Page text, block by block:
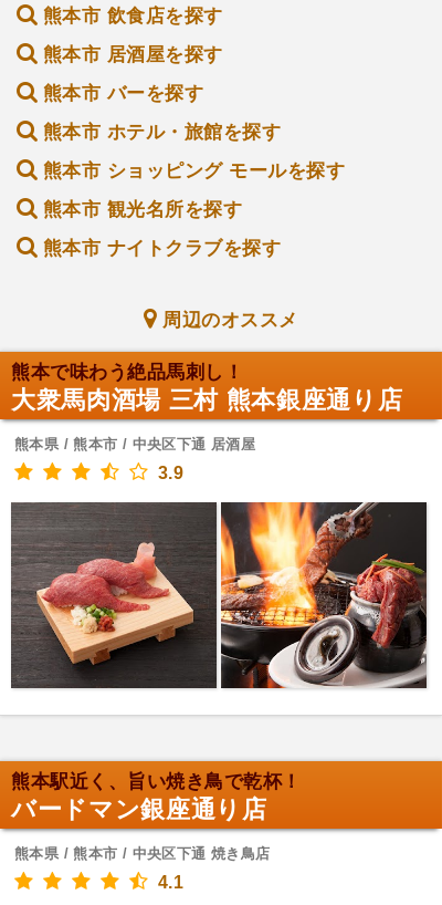
熊本市 飲食店を探す
熊本市 居酒屋を探す
熊本市 バーを探す
熊本市 ホテル・旅館を探す
熊本市 ショッピング モールを探す
熊本市 観光名所を探す
熊本市 ナイトクラブを探す
周辺のオススメ
熊本で味わう絶品馬刺し！
大衆馬肉酒場 三村 熊本銀座通り店
熊本県 / 熊本市 / 中央区下通 居酒屋
3.9
熊本駅近く、旨い焼き鳥で乾杯！
バードマン銀座通り店
熊本県 / 熊本市 / 中央区下通 焼き鳥店
4.1